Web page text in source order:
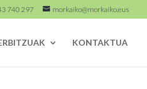
740 297 morkaiko@morkaiko.eus
KONTAKTUA